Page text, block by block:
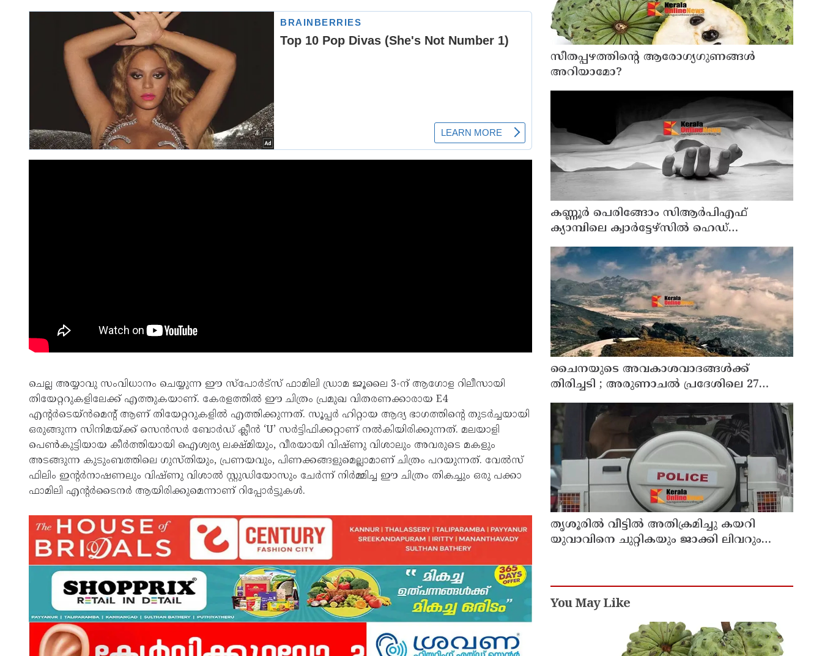
ചെല്ല അയ്യാവു സംവിധാനം ചെയ്യുന്ന ഈ സ്പോർട്സ് ഫാമിലി ഡ്രാമ ജൂലൈ 3-ന് ആഗോള റിലീസായി
തിയേറ്ററുകളിലേക്ക് എത്തുകയാണ്. കേരളത്തിൽ ഈ ചിത്രം പ്രമുഖ വിതരണക്കാരായ E4
എന്റർടെയ്ൻമെന്റ് ആണ് തിയേറ്ററുകളിൽ എത്തിക്കുന്നത്. സൂപ്പർ ഹിറ്റായ ആദ്യ ഭാഗത്തിന്റെ തുടർച്ചയായി
ഒരുങ്ങുന്ന സിനിമയ്ക്ക് സെൻസർ ബോർഡ് ക്ലീൻ ‘U’ സർട്ടിഫിക്കറ്റാണ് നൽകിയിരിക്കുന്നത്. മലയാളി
പെൺകുട്ടിയായ കീർത്തിയായി ഐശ്വര്യ ലക്ഷ്മിയും, വീരയായി വിഷ്ണു വിശാലും അവരുടെ മകളും
അടങ്ങുന്ന കുടുംബത്തിലെ ഗുസ്തിയും, പ്രണയവും, പിണക്കങ്ങളുമെല്ലാമാണ് ചിത്രം പറയുന്നത്. വേൽസ്
ഫിലിം ഇന്റർനാഷണലും വിഷ്ണു വിശാൽ സ്റ്റുഡിയോസും ചേർന്ന് നിർമ്മിച്ച ഈ ചിത്രം തികച്ചും ഒരു പക്കാ
ഫാമിലി എന്റർടൈനർ ആയിരിക്കുമെന്നാണ് റിപ്പോർട്ടുകൾ.
സീതപ്പഴത്തിന്റെ ആരോഗ്യഗുണങ്ങൾ
അറിയാമോ?
കണ്ണൂര്‍ പെരിങ്ങോം സിആര്‍പിഎഫ്
ക്യാമ്പിലെ ക്വാര്‍ട്ടേഴ്സില്‍ ഹെഡ്
കോണ്‍സ്റ്റബിളിനെ മരിച്ച നിലയില്‍
കണ്ടെത്തി
ചൈനയുടെ അവകാശവാദങ്ങൾക്ക്
തിരിച്ചടി ; അരുണാചൽ പ്രദേശിലെ 27
സ്ഥലങ്ങൾക്ക് ഔദ്യോഗിക പേരുകൾ
നൽകി ഇന്ത്യ
തൃശൂരിൽ വീട്ടിൽ അതിക്രമിച്ചു കയറി
യുവാവിനെ ചുറ്റികയും ജാക്കി ലിവറും
You May Like